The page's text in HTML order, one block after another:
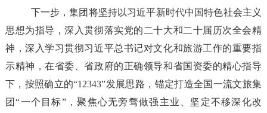
下一步，集团将坚持以习近平新时代中国特色社会主义
思想为指导，深入贯彻落实党的二十大和二十届历次全会精
神 ，深入学习贯彻习近平总书记对文化和旅游工作的重要指
示精神，在省委、省政府的正确领导和省国资委的精心指导
下，按照确立的“12343”发展思路，锚定打造全国一流文旅集
团“一个目标”，聚焦心无旁骛做强主业、坚定不移深化改